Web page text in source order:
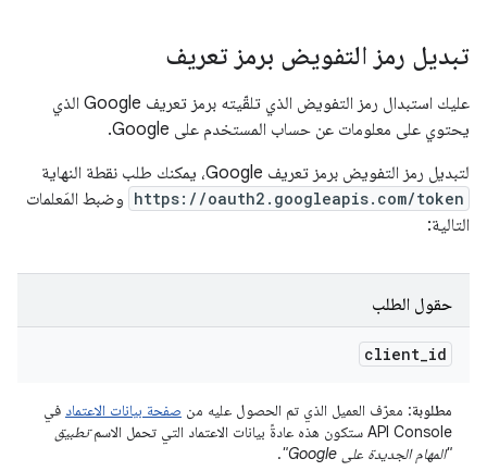
تبديل رمز التفويض برمز تعريف
عليك استبدال رمز التفويض الذي تلقّيته برمز تعريف Google الذي
يحتوي على معلومات عن حساب المستخدم على Google.
لتبديل رمز التفويض برمز تعريف Google، يمكنك طلب نقطة النهاية
https://oauth2.googleapis.com/token وضبط المَعلمات
التالية:
حقول الطلب
client_id
مطلوبة: معرّف العميل الذي تم الحصول عليه من صفحة بيانات الاعتماد في
API Console ستكون هذه عادةً بيانات الاعتماد التي تحمل الاسم
تطبيق
"المهام الجديدة على Google"
.